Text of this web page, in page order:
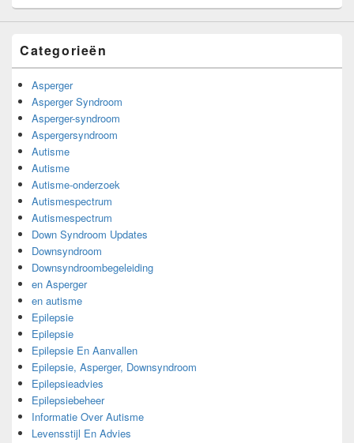
Categorieën
Asperger
Asperger Syndroom
Asperger-syndroom
Aspergersyndroom
Autisme
Autisme
Autisme-onderzoek
Autismespectrum
Autismespectrum
Down Syndroom Updates
Downsyndroom
Downsyndroombegeleiding
en Asperger
en autisme
Epilepsie
Epilepsie
Epilepsie En Aanvallen
Epilepsie, Asperger, Downsyndroom
Epilepsieadvies
Epilepsiebeheer
Informatie Over Autisme
Levensstijl En Advies